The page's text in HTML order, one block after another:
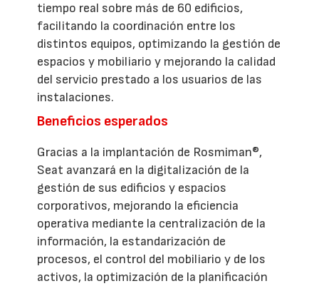
tiempo real sobre más de 60 edificios,
facilitando la coordinación entre los
distintos equipos, optimizando la gestión de
espacios y mobiliario y mejorando la calidad
del servicio prestado a los usuarios de las
instalaciones.
Beneficios esperados
Gracias a la implantación de Rosmiman®,
Seat avanzará en la digitalización de la
gestión de sus edificios y espacios
corporativos, mejorando la eficiencia
operativa mediante la centralización de la
información, la estandarización de
procesos, el control del mobiliario y de los
activos, la optimización de la planificación